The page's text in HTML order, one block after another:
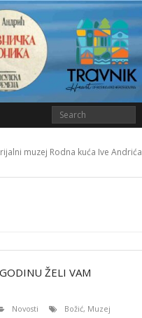
muzej Rodna kuća Ive Andrića
ŽELI VAM
Novosti Božić, Muzej